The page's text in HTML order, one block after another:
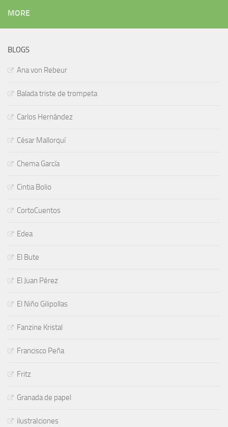
MORE
BLOGS
Ana von Rebeur
Balada triste de trompeta
Carlos Hernández
César Mallorquí
Chema García
Cintia Bolio
CortoCuentos
Edea
El Bute
El Juan Pérez
El Niño Gilipollas
Fanzine Kristal
Francisco Peña
Fritz
Granada de papel
ilustraIciones